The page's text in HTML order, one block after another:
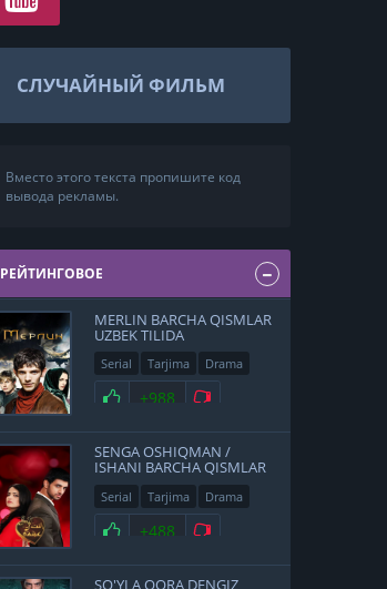
СЛУЧАЙНЫЙ ФИЛЬМ
Вместо этого текста пропишите код
вывода рекламы.
РЕЙТИНГОВОЕ
MERLIN BARCHA QISMLAR
UZBEK TILIDA
Serial Tarjima
Drama
Sarguzasht
+988
SENGA OSHIQMAN /
ISHANI BARCHA QISMLAR
UZBEK TILIDA
Serial Tarjima
Drama
Hind
+488
SO'YLA QORA DENGIZ